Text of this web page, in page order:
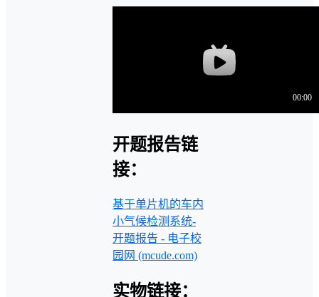
开题报告链
接：
基于单片机的车内
小气候检测系统-
开题报告 - 电子校
园网 (mcude.com)
实物链接：